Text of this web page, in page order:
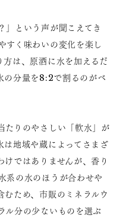
」という声が聞こえてき
すく味わいの変化を楽し
方は、原酒に水を加えるだ
の分量を8:2で割るのがベ
たりのやさしい「軟水」が
は地域や蔵によってさまざ
けではありませんが、香り
系の水のほうが合わせや
むため、市販のミネラルウ
ル分の少ないものを選ぶ